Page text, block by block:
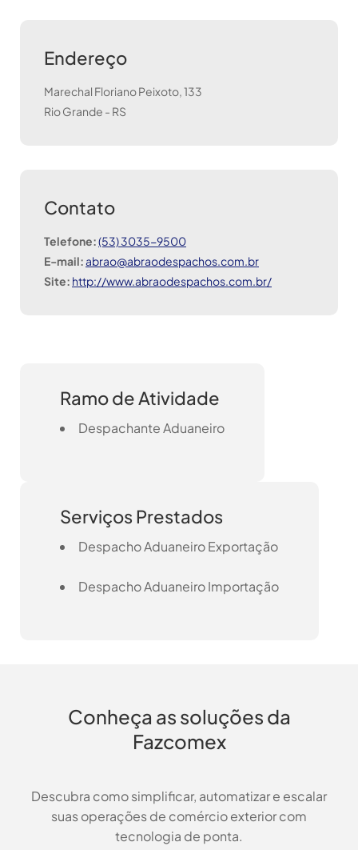
Endereço
Marechal Floriano Peixoto, 133
Rio Grande - RS
Contato
Telefone:(53) 3035-9500
E-mail:abrao@abraodespachos.com.br
Site: http://www.abraodespachos.com.br/
Ramo de Atividade
Despachante Aduaneiro
Serviços Prestados
Despacho Aduaneiro Exportação
Despacho Aduaneiro Importação
Conheça as soluções da
Fazcomex
Descubra como simplificar, automatizar e escalar
suas operações de comércio exterior com
tecnologia de ponta.